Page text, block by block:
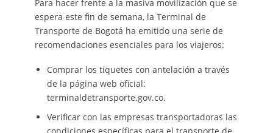
Para hacer frente a la masiva movilización que se
espera este fin de semana, la Terminal de
Transporte de Bogotá ha emitido una serie de
recomendaciones esenciales para los viajeros:
Comprar los tiquetes con antelación a través
de la página web oficial:
terminaldetransporte.gov.co.
Verificar con las empresas transportadoras las